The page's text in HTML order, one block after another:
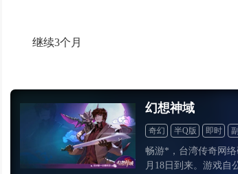
继续3个月
幻想神域
奇幻 半Q版 即时
畅游*，台湾传奇网
月18日到来。游戏自